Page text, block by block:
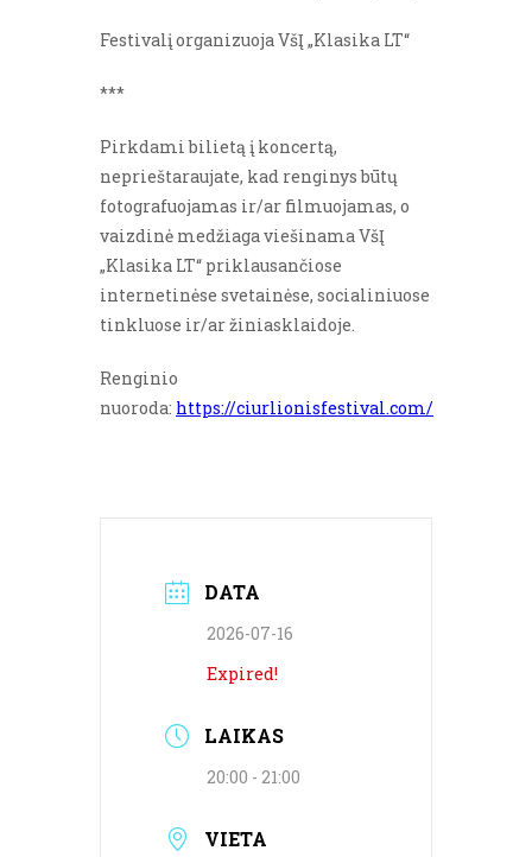
Festivalį organizuoja VšĮ „Klasika LT“
***
Pirkdami bilietą į koncertą,
neprieštaraujate, kad renginys būtų
fotografuojamas ir/ar filmuojamas, o
vaizdinė medžiaga viešinama VšĮ
„Klasika LT“ priklausančiose
internetinėse svetainėse, socialiniuose
tinkluose ir/ar žiniasklaidoje.
Renginio
nuoroda: https://ciurlionisfestival.com/
DATA
2026-07-16
Expired!
LAIKAS
20:00 - 21:00
VIETA